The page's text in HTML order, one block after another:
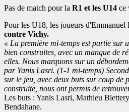
Pas de match pour la R1 et les U14 ce
Pour les U18, les joueurs d'Emmanuel
contre Vichy.
« La première mi-temps est partie sur
bien construites, avec un manque de
elles. Nous marquons sur un
par Yanis Lasri. (1-1 mi-temps)
sur le jeu, avec deux buts sur coup de
construite, nous ont permis de
Les buts : Yanis Lasri, Mathieu
Bendahane.